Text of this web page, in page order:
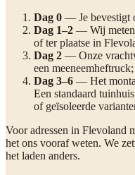
Dag 0 — Je bevestigt
Dag 1–2 — Wij meten
of ter plaatse in
Dag 2 — Onze
een
Dag 3–6 — Het
Een standaard
of geïsoleerde
Voor adressen in Flevoland
het ons vooraf weten. We
het laden anders.